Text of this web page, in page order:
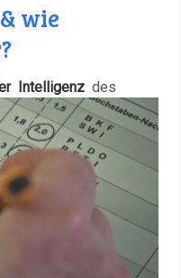
wie
Intelligenz des